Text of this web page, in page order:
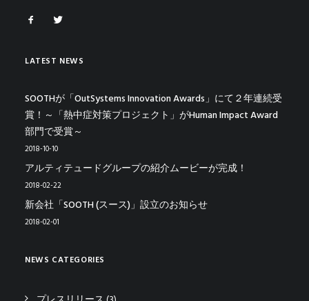
LATEST NEWS
SOOTHが「OutSystems Innovation Awards」にて２年連続受
賞！～「熱中症対策プロジェクト」がHuman Impact Award
部門で受賞～
2018-10-10
アルティテュードグループの紹介ムービーが完成！
2018-02-22
新会社「SOOTH (スース)」設立のお知らせ
2018-02-01
NEWS CATEGORIES